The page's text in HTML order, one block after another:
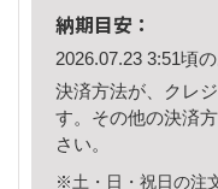
納期目安：
2026.07.23 3:51頃
決済方法が、クレ
す。その他の決済
さい。
※土・日・祝日の注